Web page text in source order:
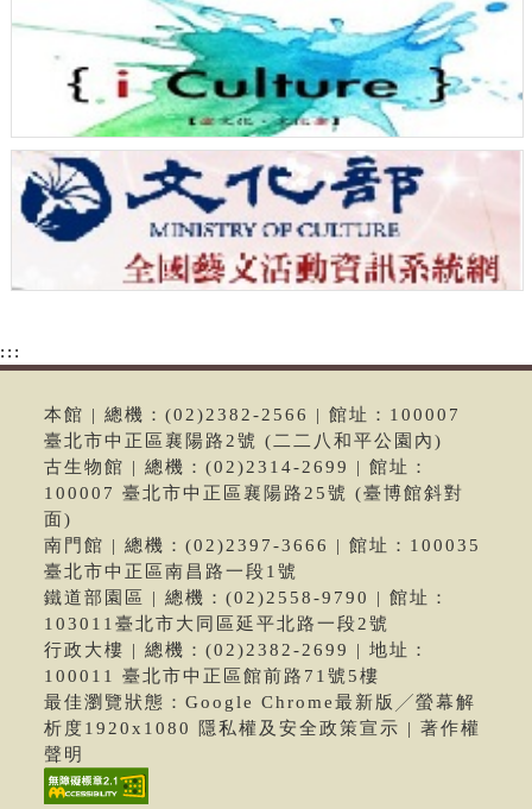
:::
本館 | 總機：(02)2382-2566 | 館址：100007
臺北市中正區襄陽路2號 (二二八和平公園內)
古生物館 | 總機：(02)2314-2699 | 館址：
100007 臺北市中正區襄陽路25號 (臺博館斜對
面)
南門館 | 總機：(02)2397-3666 | 館址：100035
臺北市中正區南昌路一段1號
鐵道部園區 | 總機：(02)2558-9790 | 館址：
103011臺北市大同區延平北路一段2號
行政大樓 | 總機：(02)2382-2699 | 地址：
100011 臺北市中正區館前路71號5樓
最佳瀏覽狀態：Google Chrome最新版╱螢幕解
析度1920x1080 隱私權及安全政策宣示 | 著作權
聲明